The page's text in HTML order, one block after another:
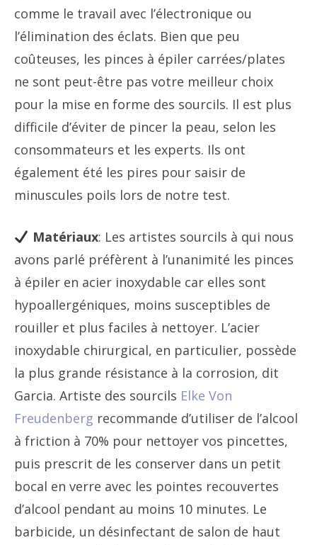
comme le travail avec l’électronique ou
l’élimination des éclats. Bien que peu
coûteuses, les pinces à épiler carrées/plates
ne sont peut-être pas votre meilleur choix
pour la mise en forme des sourcils. Il est plus
difficile d’éviter de pincer la peau, selon les
consommateurs et les experts. Ils ont
également été les pires pour saisir de
minuscules poils lors de notre test.
Matériaux: Les artistes sourcils à qui nous
avons parlé préfèrent à l’unanimité les pinces
à épiler en acier inoxydable car elles sont
hypoallergéniques, moins susceptibles de
rouiller et plus faciles à nettoyer. L’acier
inoxydable chirurgical, en particulier, possède
la plus grande résistance à la corrosion, dit
Garcia. Artiste des sourcils Elke Von
Freudenberg recommande d’utiliser de l’alcool
à friction à 70% pour nettoyer vos pincettes,
puis prescrit de les conserver dans un petit
bocal en verre avec les pointes recouvertes
d’alcool pendant au moins 10 minutes. Le
barbicide, un désinfectant de salon de haut